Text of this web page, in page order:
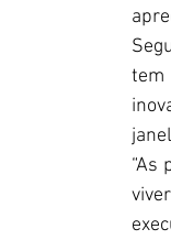
tem
“As